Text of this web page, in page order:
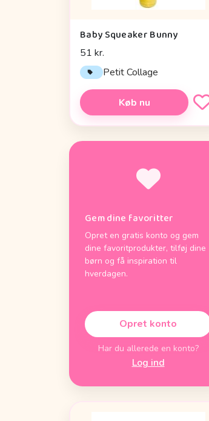
Baby Squeaker Bunny
51 kr.
Petit Collage
Køb nu
Gem dine favoritter
Opret en gratis konto og gem
dine favoritprodukter, tilføj dine
børn og få inspiration til
hverdagen.
Opret konto
Har du allerede en konto?
Log ind